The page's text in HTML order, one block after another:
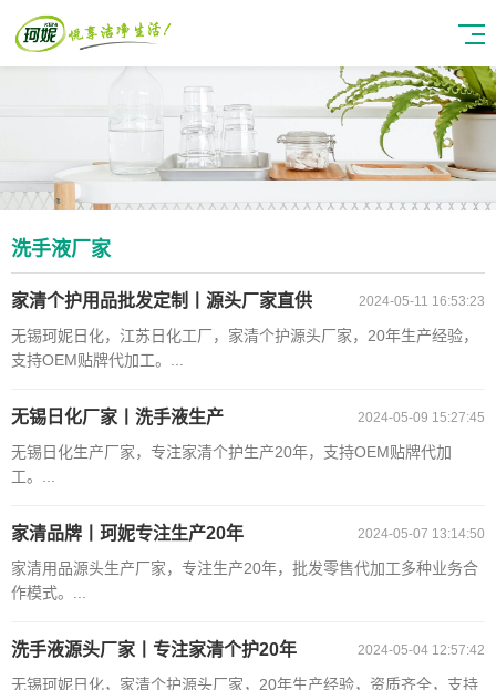
洗手液厂家
2024-05-11 16:53:23
家清个护用品批发定制丨源头厂家直供
无锡珂妮日化，江苏日化工厂，家清个护源头厂家，20年生产经验，
支持OEM贴牌代加工。...
2024-05-09 15:27:45
无锡日化厂家丨洗手液生产
无锡日化生产厂家，专注家清个护生产20年，支持OEM贴牌代加
工。...
2024-05-07 13:14:50
家清品牌丨珂妮专注生产20年
家清用品源头生产厂家，专注生产20年，批发零售代加工多种业务合
作模式。...
2024-05-04 12:57:42
洗手液源头厂家丨专注家清个护20年
无锡珂妮日化，家清个护源头厂家，20年生产经验，资质齐全，支持